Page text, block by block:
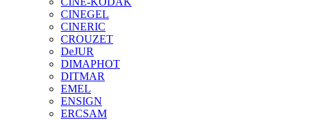
CINEGEL
CINERIC
CROUZET
DeJUR
DIMAPHOT
DITMAR
EMEL
ENSIGN
ERCSAM